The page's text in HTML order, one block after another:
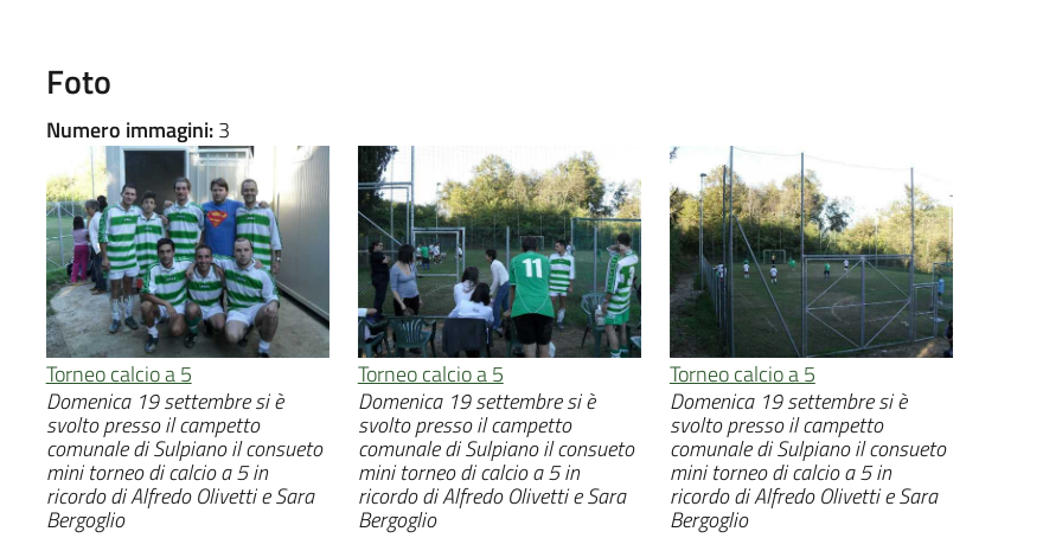
Foto
Numero immagini:3
Torneo calcio a 5
Domenica 19 settembre si è
svolto presso il campetto
comunale di Sulpiano il consueto
mini torneo di calcio a 5 in
ricordo di Alfredo Olivetti e Sara
Bergoglio
Torneo calcio a 5
Domenica 19 settembre si è
svolto presso il campetto
comunale di Sulpiano il consueto
mini torneo di calcio a 5 in
ricordo di Alfredo Olivetti e Sara
Bergoglio
Torneo calcio a 5
Domenica 19 settembre si è
svolto presso il campetto
comunale di Sulpiano il consueto
mini torneo di calcio a 5 in
ricordo di Alfredo Olivetti e Sara
Bergoglio